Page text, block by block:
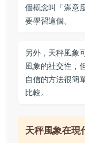
個概念叫「滿意
要學習這個。
另外，天秤風象
風象的社交性，
自信的方法很簡
比較。
天秤風象在現